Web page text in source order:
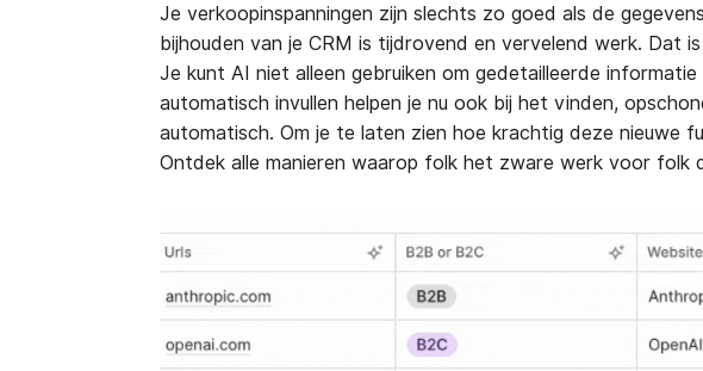
Je verkoopinspanningen zijn slechts zo goed als de
bijhouden van je CRM is tijdrovend en vervelend werk. Dat
Je kunt AI niet alleen gebruiken om gedetailleerde
automatisch invullen helpen je nu ook bij het vinden,
automatisch. Om je te laten zien hoe krachtig deze nieuwe
Ontdek alle manieren waarop folk het zware werk voor folk